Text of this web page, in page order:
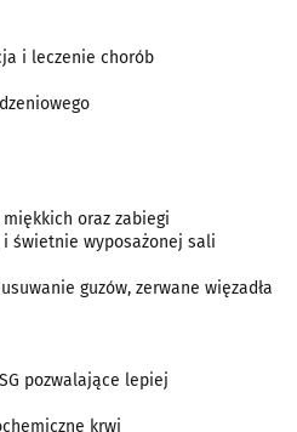
i leczenie chorób
oraz zabiegi
świetnie wyposażonej sali
guzów, zerwane więzadła
pozwalające lepiej
krwi